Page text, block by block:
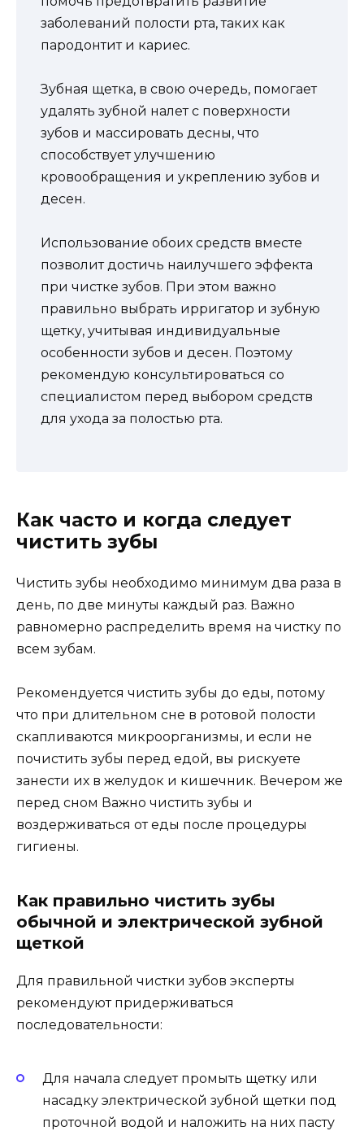
заболеваний полости рта, таких как
пародонтит и кариес.
Зубная щетка, в свою очередь, помогает
удалять зубной налет с поверхности
зубов и массировать десны, что
способствует улучшению
кровообращения и укреплению зубов и
десен.
Использование обоих средств вместе
позволит достичь наилучшего эффекта
при чистке зубов. При этом важно
правильно выбрать ирригатор и зубную
щетку, учитывая индивидуальные
особенности зубов и десен. Поэтому
рекомендую консультироваться со
специалистом перед выбором средств
для ухода за полостью рта.
Как часто и когда следует
чистить зубы
Чистить зубы необходимо минимум два раза в
день, по две минуты каждый раз. Важно
равномерно распределить время на чистку по
всем зубам.
Рекомендуется чистить зубы до еды, потому
что при длительном сне в ротовой полости
скапливаются микроорганизмы, и если не
почистить зубы перед едой, вы рискуете
занести их в желудок и кишечник. Вечером же
перед сном Важно чистить зубы и
воздерживаться от еды после процедуры
гигиены.
Как правильно чистить зубы
обычной и электрической зубной
щеткой
Для правильной чистки зубов эксперты
рекомендуют придерживаться
последовательности:
Для начала следует промыть щетку или
насадку электрической зубной щетки под
проточной водой и наложить на них пасту